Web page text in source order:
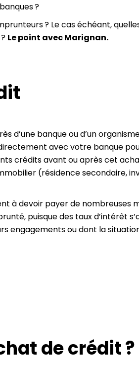
?
? Le cas échéant,
Le point avec Marignan.
d’une banque ou d’un
avec votre banque
crédits avant ou après cet
(résidence secondaire,
à devoir payer de nombreuses
puisque des taux d’intérêt
engagements ou dont la
de crédit ?